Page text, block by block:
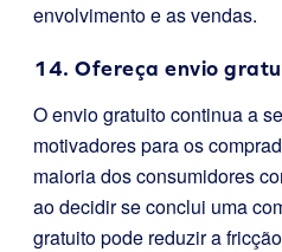
envolvimento e as vendas.
14. Ofereça envio
O envio gratuito continua a
motivadores para os
maioria dos consumidores
ao decidir se conclui uma
gratuito pode reduzir a